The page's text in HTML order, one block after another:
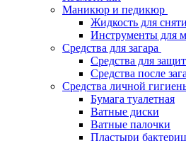
Маникюр и педикюр
Жидкость для
Инструменты для
Средства для загара
Средства для
Средства после
Средства личной
Бумага туалетная
Ватные диски
Ватные палочки
Пластыри